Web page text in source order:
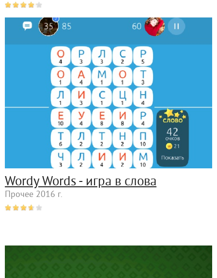
Wordy Words - игра в слова
Прочее 2016 г.